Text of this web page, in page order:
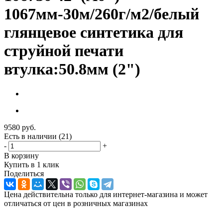
1067мм-30м/260г/м2/белый
глянцевое синтетика для
струйной печати
втулка:50.8мм (2")
9580 руб.
Есть в наличии (21)
-
+
В корзину
Купить в 1 клик
Поделиться
Цена действительна только для интернет-магазина и может
отличаться от цен в розничных магазинах